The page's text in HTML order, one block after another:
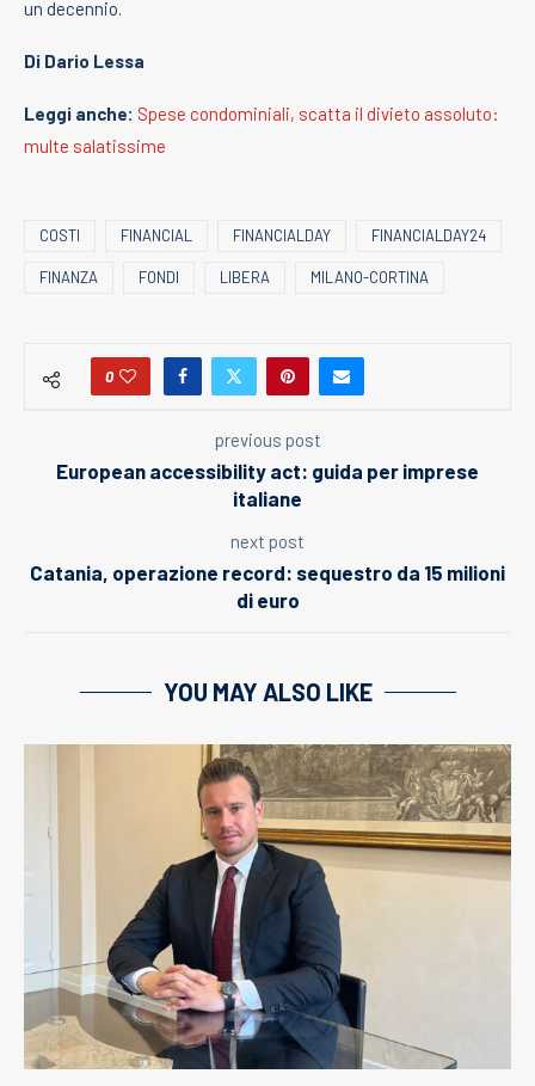
un decennio.
Di Dario Lessa
Leggi anche: Spese condominiali, scatta il divieto assoluto:
multe salatissime
COSTI FINANCIAL FINANCIALDAY FINANCIALDAY24
FINANZA FONDI LIBERA MILANO-CORTINA
0
previous post
European accessibility act: guida per imprese
italiane
next post
Catania, operazione record: sequestro da 15 milioni
di euro
YOU MAY ALSO LIKE